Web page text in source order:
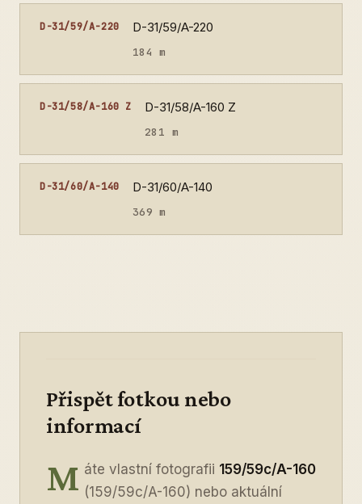
D-31/59/A-220 D-31/59/A-220
184 m
D-31/58/A-160 Z D-31/58/A-160 Z
281 m
D-31/60/A-140 D-31/60/A-140
369 m
Přispět fotkou nebo
informací
M áte vlastní fotografii 159/59c/A-160
(159/59c/A-160) nebo aktuální